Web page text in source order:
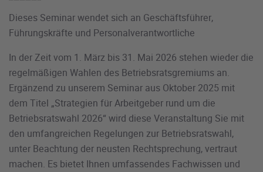
Dieses Seminar wendet sich an Geschäftsführer,
Führungskräfte und Personalverantwortliche
In der Zeit vom 1. März bis 31. Mai 2026 stehen wieder die
regelmäßigen Wahlen des Betriebsratsgremiums an.
Ergänzend zu unserem Seminar aus Oktober 2025 mit
dem Titel „Strategien für Arbeitgeber rund um die
Betriebsratswahl 2026“ wird diese Veranstaltung Sie mit
den umfangreichen Regelungen zur Betriebsratswahl,
unter Beachtung der neusten Rechtsprechung, vertraut
machen. Es bietet Ihnen umfassendes Fachwissen und